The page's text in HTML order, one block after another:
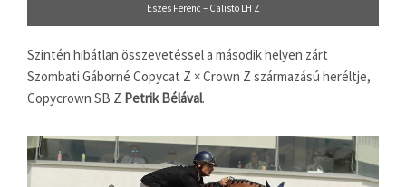
Eszes Ferenc – Calisto LH Z
Szintén hibátlan összevetéssel a második helyen zárt
Szombati Gáborné Copycat Z × Crown Z származású heréltje,
Copycrown SB Z Petrik Bélával.